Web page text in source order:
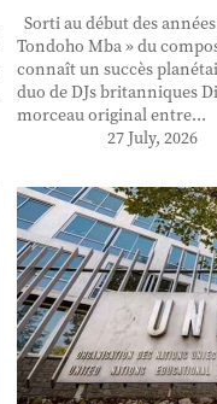
Sorti au début des
Tondoho Mba » du
connaît un succès
duo de DJs britanniques
morceau original entre...
27 July, 2026